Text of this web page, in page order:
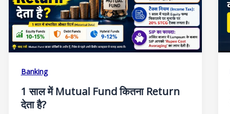
Banking
1 साल में Mutual Fund कितना Return
देता है?